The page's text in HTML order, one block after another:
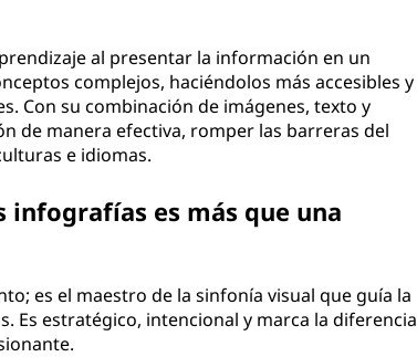
al presentar la información en un
complejos, haciéndolos más accesibles y
Con su combinación de imágenes, texto y
de manera efectiva, romper las barreras del
e idiomas.
infografías es más que una
es el maestro de la sinfonía visual que guía la
Es estratégico, intencional y marca la diferencia